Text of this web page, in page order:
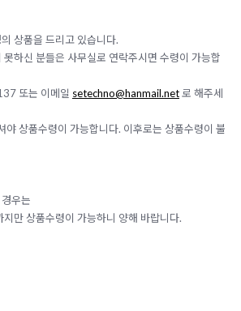
상품을 드리고 있습니다.
하신 분들은 사무실로 연락주시면 수령이 가능합
또는 이메일 setechno@hanmail.net로 해주세
야 상품수령이 가능합니다. 이후로는 상품수령이 불
우는
만 상품수령이 가능하니 양해 바랍니다.